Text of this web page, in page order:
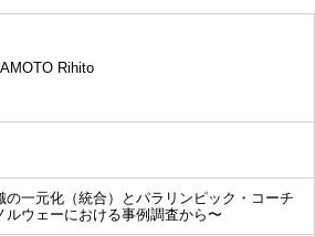
Rihito
の一元化（統合）とパラリンピック・コーチ
ウェーにおける事例調査から〜